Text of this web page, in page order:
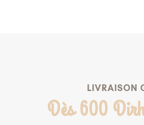
LIVRAISON
Dès 600